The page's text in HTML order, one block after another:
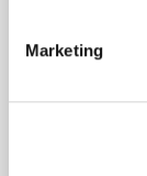
Marketing